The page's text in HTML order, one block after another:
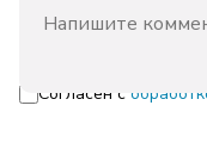
Согласен с